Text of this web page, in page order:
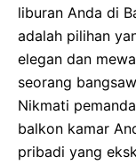
liburan Anda di
adalah pilihan
elegan dan
seorang
Nikmati
balkon kamar
pribadi yang